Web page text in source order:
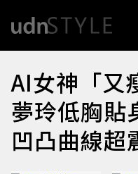
AI女神「又
夢玲低胸貼
凹凸曲線超